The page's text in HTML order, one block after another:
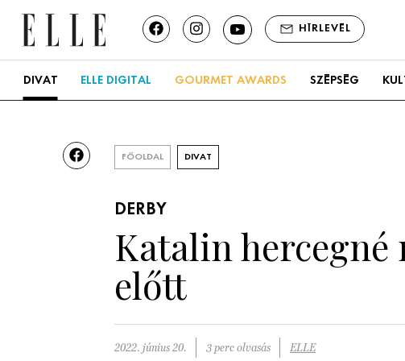
HÍRLEVÉL
DIVAT ELLE DIGITAL GOURMET AWARDS SZÉPSÉG
FŐOLDAL DIVAT
DERBY
Katalin
előtt
2022. június 20. 3 perc olvasás ELLE